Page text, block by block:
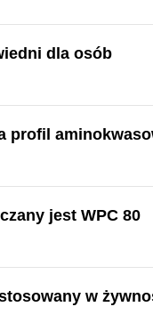
dla osób
profil
jest WPC 80
w